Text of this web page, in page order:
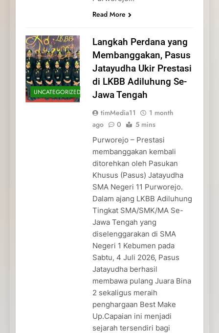
Read More
UNCATEGORIZED
Langkah Perdana yang
Membanggakan, Pasus
Jatayudha Ukir Prestasi
di LKBB Adiluhung Se-
Jawa Tengah
timMedia11
1 month
ago
0 5 mins
Purworejo – Prestasi
membanggakan kembali
ditorehkan oleh Pasukan
Khusus (Pasus) Jatayudha
SMA Negeri 11 Purworejo.
Dalam ajang LKBB Adiluhung
Tingkat SMA/SMK/MA Se-
Jawa Tengah yang
diselenggarakan di SMA
Negeri 1 Kebumen pada
Sabtu, 4 Juli 2026, Pasus
Jatayudha berhasil
membawa pulang Juara Bina
2 sekaligus meraih
penghargaan Best Make
Up.Capaian ini menjadi
sejarah tersendiri bagi